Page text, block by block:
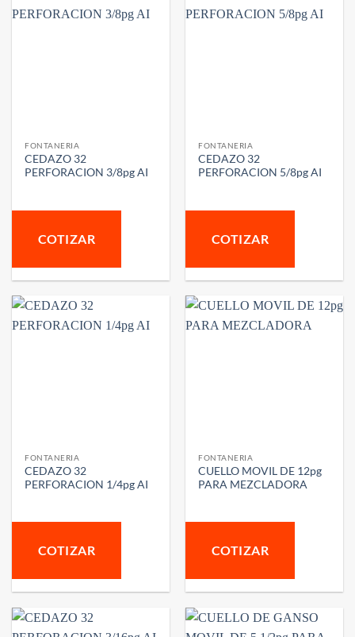
FONTANERIA
CEDAZO 32
PERFORACION 3/8pg AI
COTIZAR
FONTANERIA
CEDAZO 32
PERFORACION 5/8pg AI
COTIZAR
FONTANERIA
CEDAZO 32
PERFORACION 1/4pg AI
COTIZAR
FONTANERIA
CUELLO MOVIL DE 12pg
PARA MEZCLADORA
COTIZAR